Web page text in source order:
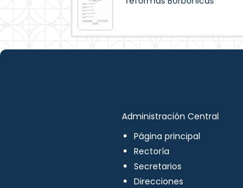
Administración Central
Página principal
Rectoría
Secretarios
Direcciones